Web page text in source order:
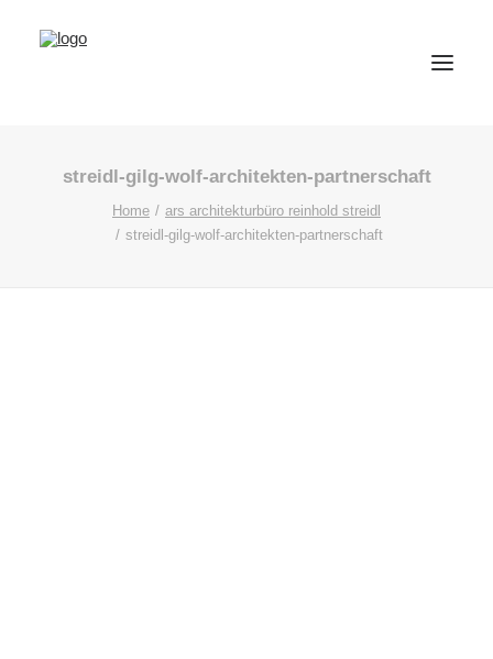
streidl-gilg-wolf-architekten-partnerschaft
Home
ars architekturbüro reinhold streidl
streidl-gilg-wolf-architekten-partnerschaft